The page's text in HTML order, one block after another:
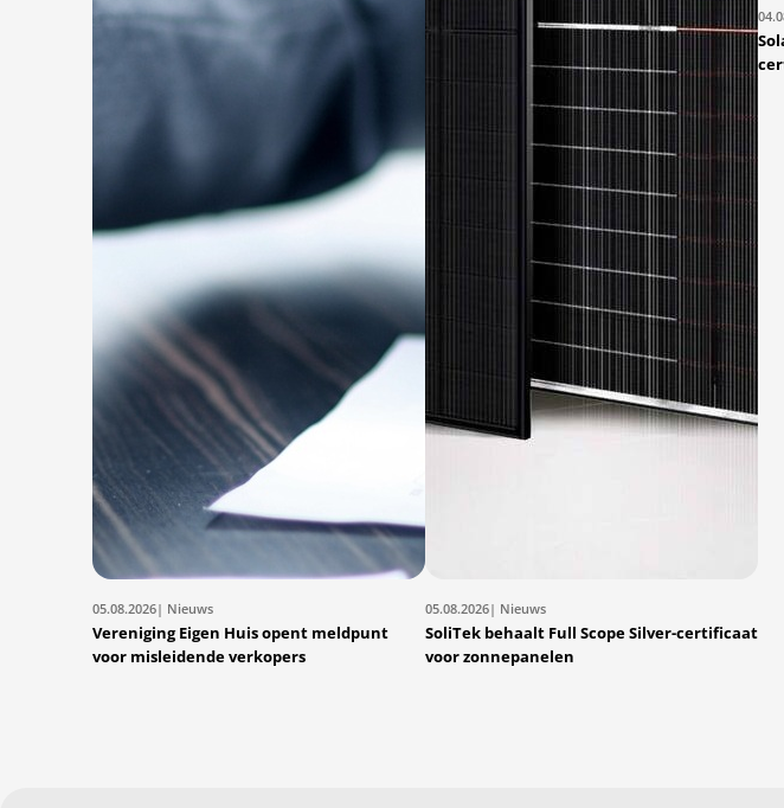
05.08.2026| Nieuws
Vereniging Eigen Huis opent meldpunt
voor misleidende verkopers
05.08.2026| Nieuws
SoliTek behaalt Full Scope Silver-certificaat
voor zonnepanelen